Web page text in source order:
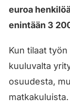
euroa
enintään 3
Kun tilaat
kuuluvalta
osuudesta,
matkakuluista.